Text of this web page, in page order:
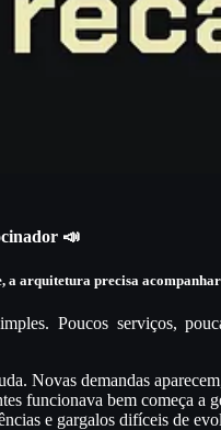
📣
a arquitetura precisa acompanhar
Poucos serviços,
Novas demandas
funcionava bem começa a
e gargalos difíceis de